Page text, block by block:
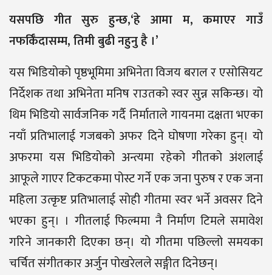
यसपछि गीत सुरु हुन्छ,‘हे आमा म, कमाएर गाउँ
नफर्किँदासम्म, तिमी बुढी नहुनु है ।’
यस भिडियोको पृष्ठभूमिमा अभिनेता विजय बराल र एसोसियट
निर्देशक तथा अभिनेता मनिष राउतको स्वर सुन्न सकिन्छ। यो
थिम भिडियो सार्वजनिक गर्दै निर्माताले गायनमा दक्षता भएका
नयाँ प्रतिभालाई गजबको अफर दिने घोषणा गरेका हुन्। यो
अफरमा यस भिडियोको अन्त्यमा रहेको गीतको अंशलाई
आफूले गाएर टिकटकमा पोस्ट गर्ने एक जना पुरुष र एक जना
महिला उत्कृष्ट प्रतिभालाई सोही गीतमा स्वर भर्ने अवसर दिने
भएका हुन्। । गीतलाई फिल्ममा नै निर्माण टिमले समावेश
गरिने जानकारी दिएका छन्। यो गीतमा पछिल्लो समयका
चर्चित संगीतकार अर्जुन पोखरेलले सङ्गीत दिनेछन्।